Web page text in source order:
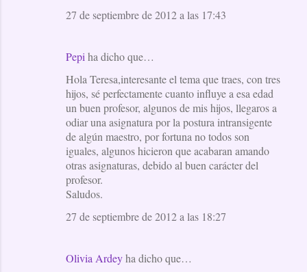
27 de septiembre de 2012 a las 17:43
Pepi ha dicho que…
Hola Teresa,interesante el tema que traes, con tres
hijos, sé perfectamente cuanto influye a esa edad
un buen profesor, algunos de mis hijos, llegaros a
odiar una asignatura por la postura intransigente
de algún maestro, por fortuna no todos son
iguales, algunos hicieron que acabaran amando
otras asignaturas, debido al buen carácter del
profesor.
Saludos.
27 de septiembre de 2012 a las 18:27
Olivia Ardeyha dicho que…